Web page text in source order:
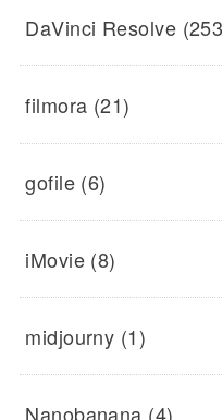
DaVinci Resolve
filmora (21)
gofile (6)
iMovie (8)
midjourny (1)
Nanobanana (4)